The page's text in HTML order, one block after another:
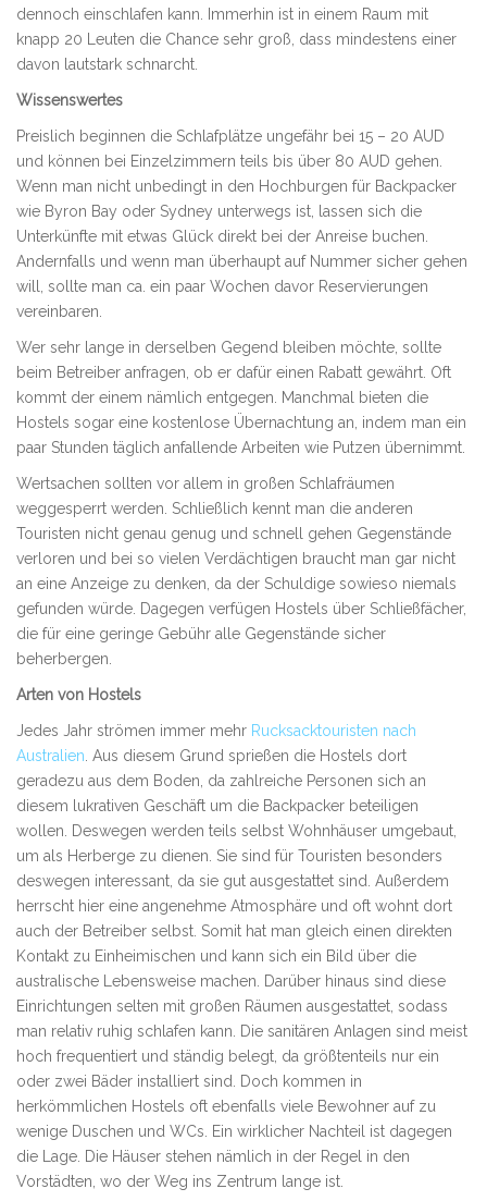
dennoch einschlafen kann. Immerhin ist in einem Raum mit
knapp 20 Leuten die Chance sehr groß, dass mindestens einer
davon lautstark schnarcht.
Wissenswertes
Preislich beginnen die Schlafplätze ungefähr bei 15 – 20 AUD
und können bei Einzelzimmern teils bis über 80 AUD gehen.
Wenn man nicht unbedingt in den Hochburgen für Backpacker
wie Byron Bay oder Sydney unterwegs ist, lassen sich die
Unterkünfte mit etwas Glück direkt bei der Anreise buchen.
Andernfalls und wenn man überhaupt auf Nummer sicher gehen
will, sollte man ca. ein paar Wochen davor Reservierungen
vereinbaren.
Wer sehr lange in derselben Gegend bleiben möchte, sollte
beim Betreiber anfragen, ob er dafür einen Rabatt gewährt. Oft
kommt der einem nämlich entgegen. Manchmal bieten die
Hostels sogar eine kostenlose Übernachtung an, indem man ein
paar Stunden täglich anfallende Arbeiten wie Putzen übernimmt.
Wertsachen sollten vor allem in großen Schlafräumen
weggesperrt werden. Schließlich kennt man die anderen
Touristen nicht genau genug und schnell gehen Gegenstände
verloren und bei so vielen Verdächtigen braucht man gar nicht
an eine Anzeige zu denken, da der Schuldige sowieso niemals
gefunden würde. Dagegen verfügen Hostels über Schließfächer,
die für eine geringe Gebühr alle Gegenstände sicher
beherbergen.
Arten von Hostels
Jedes Jahr strömen immer mehr Rucksacktouristen nach
Australien. Aus diesem Grund sprießen die Hostels dort
geradezu aus dem Boden, da zahlreiche Personen sich an
diesem lukrativen Geschäft um die Backpacker beteiligen
wollen. Deswegen werden teils selbst Wohnhäuser umgebaut,
um als Herberge zu dienen. Sie sind für Touristen besonders
deswegen interessant, da sie gut ausgestattet sind. Außerdem
herrscht hier eine angenehme Atmosphäre und oft wohnt dort
auch der Betreiber selbst. Somit hat man gleich einen direkten
Kontakt zu Einheimischen und kann sich ein Bild über die
australische Lebensweise machen. Darüber hinaus sind diese
Einrichtungen selten mit großen Räumen ausgestattet, sodass
man relativ ruhig schlafen kann. Die sanitären Anlagen sind meist
hoch frequentiert und ständig belegt, da größtenteils nur ein
oder zwei Bäder installiert sind. Doch kommen in
herkömmlichen Hostels oft ebenfalls viele Bewohner auf zu
wenige Duschen und WCs. Ein wirklicher Nachteil ist dagegen
die Lage. Die Häuser stehen nämlich in der Regel in den
Vorstädten, wo der Weg ins Zentrum lange ist.